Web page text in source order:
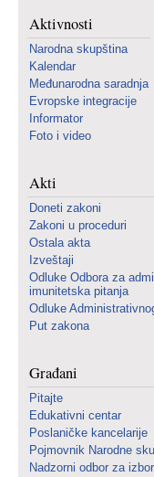
Aktivnosti
Narodna skupština
Kalendar
Međunarodna saradnja
Evropske integracije
Informator
Foto i video
Akti
Doneti zakoni
Zakoni u proceduri
Ostala akta
Izveštaji
Odluke Odbora za
imunitetska pitanja
Odluke
Put zakona
Građani
Pitajte
Edukativni centar
Poslaničke kancelarije
Pojmovnik Narodne
Nadzorni odbor za